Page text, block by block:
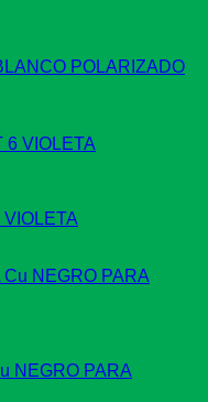
POLARIZADO
NEGRO PARA